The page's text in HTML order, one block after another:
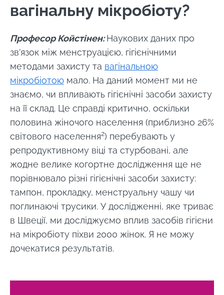
вагінальну мікробіоту?
Професор Койстінен:Наукових даних про
зв’язок між менструацією, гігієнічними
методами захисту та вагінальною
мікробіотою мало. На даний момент ми не
знаємо, чи впливають гігієнічні засоби захисту
на її склад. Це справді критично, оскільки
половина жіночого населення (приблизно 26%
світового населення2) перебувають у
репродуктивному віці та стурбовані, але
жодне велике когортне дослідження ще не
порівнювало різні гігієнічні засоби захисту:
тампон, прокладку, менструальну чашу чи
поглинаючі трусики. У дослідженні, яке триває
в Швеції, ми досліджуємо вплив засобів гігієни
на мікробіоту піхви 2000 жінок. Я не можу
дочекатися результатів.